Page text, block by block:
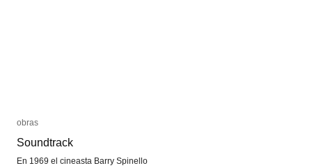
obras
Soundtrack
En 1969 el cineasta Barry Spinello
obras
Soundtrack